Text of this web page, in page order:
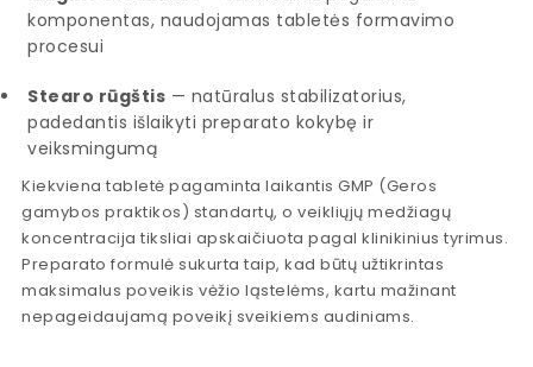
komponentas, naudojamas tabletės formavimo
procesui
Stearo rūgštis — natūralus stabilizatorius,
padedantis išlaikyti preparato kokybę ir
veiksmingumą
Kiekviena tabletė pagaminta laikantis GMP (Geros
gamybos praktikos) standartų, o veikliųjų medžiagų
koncentracija tiksliai apskaičiuota pagal klinikinius tyrimus.
Preparato formulė sukurta taip, kad būtų užtikrintas
maksimalus poveikis vėžio ląstelėms, kartu mažinant
nepageidaujamą poveikį sveikiems audiniams.